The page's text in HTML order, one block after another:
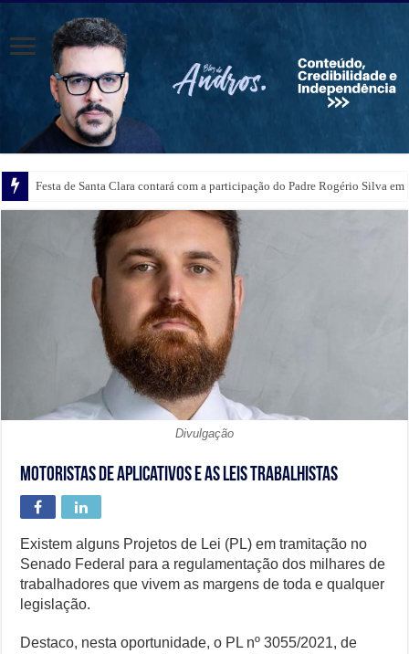
Festa de Santa Clara contará com a participação do Padre Rogério Silva
Divulgação
Motoristas de aplicativos e as leis trabalhistas
Existem alguns Projetos de Lei (PL) em tramitação no
Senado Federal para a regulamentação dos milhares de
trabalhadores que vivem as margens de toda e qualquer
legislação.
Destaco, nesta oportunidade, o PL nº 3055/2021, de